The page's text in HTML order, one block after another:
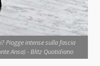
Piogge intense sulla fascia
Ansa) - Blitz Quotidiano